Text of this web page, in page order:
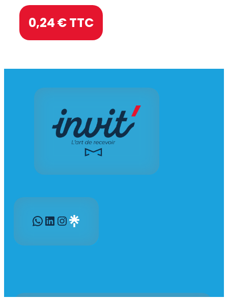
0,24€ TTC
WhatsApp LinkedIn InstagramGravatar